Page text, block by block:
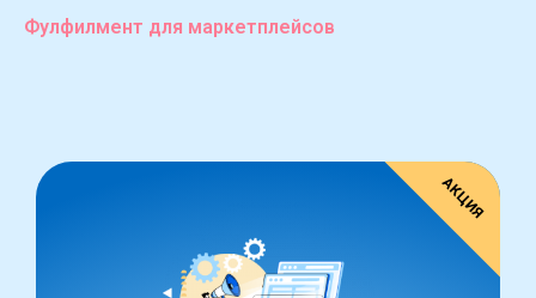
Фулфилмент для маркетплейсов
АКЦИЯ